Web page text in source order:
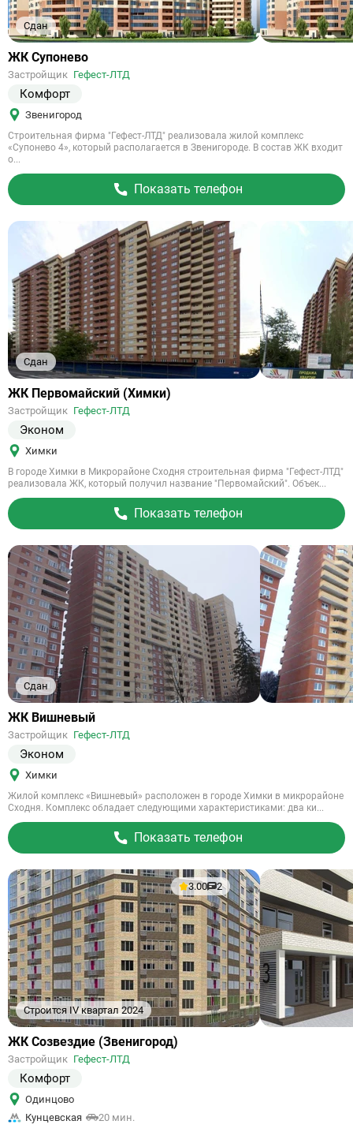
Сдан
Ссылка
объект
ЖК Супонево
Застройщик Гефест-ЛТД
Комфорт
Звенигород
Строительная фирма "Гефест-ЛТД" реализовала жилой комплекс
«Супонево 4», который располагается в Звенигороде. В состав ЖК входит
о...
Показать телефон
Сдан
Ссылка
объект
ЖК Первомайский (Химки)
Застройщик Гефест-ЛТД
Эконом
Химки
В городе Химки в Микрорайоне Сходня строительная фирма "Гефест-ЛТД"
реализовала ЖК, который получил название "Первомайский". Объек...
Показать телефон
Сдан
Ссылка
объект
ЖК Вишневый
Застройщик Гефест-ЛТД
Эконом
Химки
Жилой комплекс «Вишневый» расположен в городе Химки в микрорайоне
Сходня. Комплекс обладает следующими характеристиками: два ки...
Показать телефон
Строится IV квартал 2024
3.00 2
Ссылка
объект
ЖК Созвездие (Звенигород)
Застройщик Гефест-ЛТД
Комфорт
Одинцово
Кунцевская
20 мин.